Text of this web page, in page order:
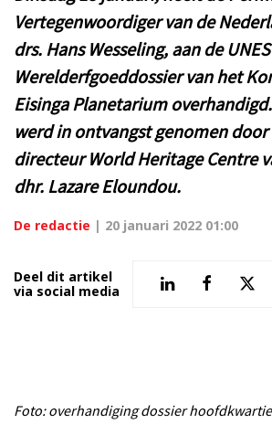
Vertegenwoordiger van de
drs. Hans Wesseling, aan de
Werelderfgoeddossier van het
Eisinga Planetarium
werd in ontvangst genomen
directeur World Heritage Centre
dhr. Lazare Eloundou.
De redactie | 20 januari 2022 01:00
Deel dit artikel
via social media
Foto: overhandiging dossier